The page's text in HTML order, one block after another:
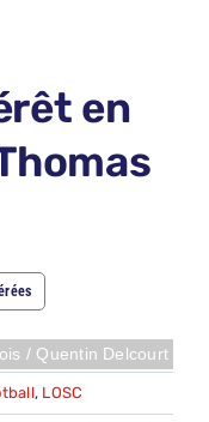
en
/ Quentin Delcourt
, LOSC